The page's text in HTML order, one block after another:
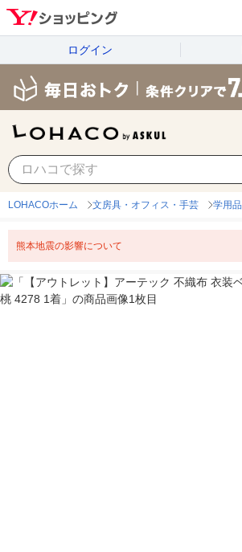
ログイン
LOHACOホーム 文房具・オフィス・手芸 学用品
熊本地震の影響について